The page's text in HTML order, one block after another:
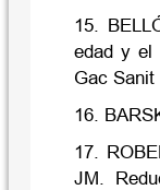
15.
edad y el
Gac Sanit
16.
17.
JM.